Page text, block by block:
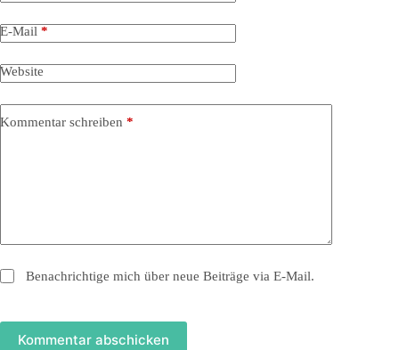
E-Mail *
Website
Kommentar schreiben *
Benachrichtige mich über neue Beiträge via E-Mail.
Kommentar abschicken